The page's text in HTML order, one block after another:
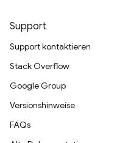
Support
Support kontaktieren
Stack Overflow
Google Group
Versionshinweise
FAQs